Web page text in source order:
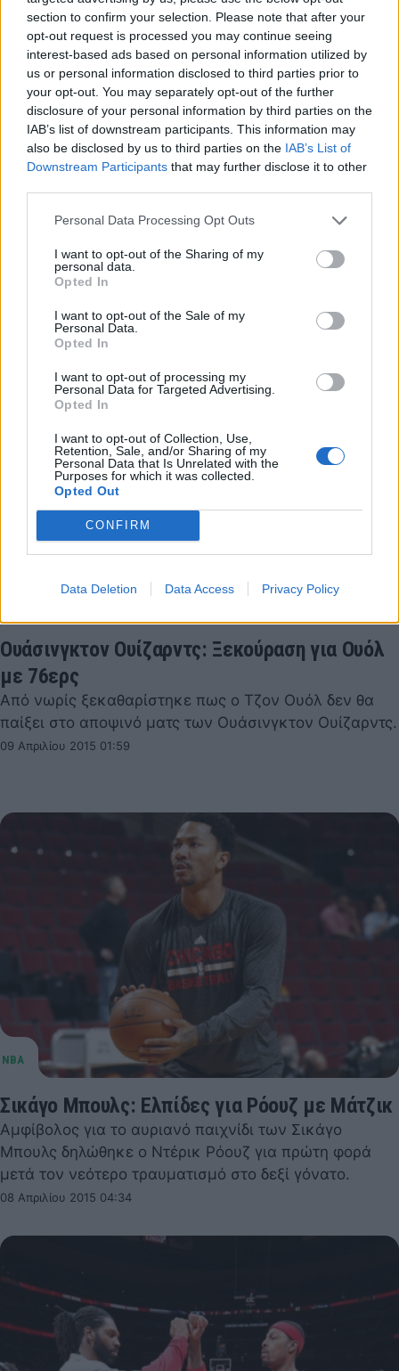
section to confirm your selection. Please note that after your
opt-out request is processed you may continue seeing
interest-based ads based on personal information utilized by
us or personal information disclosed to third parties prior to
your opt-out. You may separately opt-out of the further
disclosure of your personal information by third parties on the
IAB’s list of downstream participants. This information may
also be disclosed by us to third parties on the IAB’s List of
Downstream Participants that may further disclose it to other
Personal Data Processing Opt Outs
I want to opt-out of the Sharing of my
personal data.
Opted In
I want to opt-out of the Sale of my
Personal Data.
Opted In
I want to opt-out of processing my
Personal Data for Targeted Advertising.
Opted In
I want to opt-out of Collection, Use,
Retention, Sale, and/or Sharing of my
Personal Data that Is Unrelated with the
Purposes for which it was collected.
Opted Out
CONFIRM
Data Deletion Data Access Privacy Policy
ΝΒΑ: Δραματική νίκη για Πέισερς,
αποκλεισμός για Χιτ (videos)
Έπειτα από δύο παρατάσεις, οι Ιντιάνα Πέισερς
επικράτησαν των Ουάσινγκτον Ουίζαρντς με 99-95
15 Απριλίου 2015 06:42
Ουάσινγκτον Ουίζαρντς: Ξεκούραση για Ουόλ
με 76ερς
Από νωρίς ξεκαθαρίστηκε πως ο Τζον Ουόλ δεν θα
παίξει στο αποψινό ματς των Ουάσινγκτον Ουίζαρντς.
09 Απριλίου 2015 01:59
Σικάγο Μπουλς: Ελπίδες για Ρόουζ με Μάτζικ
Αμφίβολος για το αυριανό παιχνίδι των Σικάγο
Μπουλς δηλώθηκε ο Ντέρικ Ρόουζ για πρώτη φορά
μετά τον νεότερο τραυματισμό στο δεξί γόνατο.
08 Απριλίου 2015 04:34